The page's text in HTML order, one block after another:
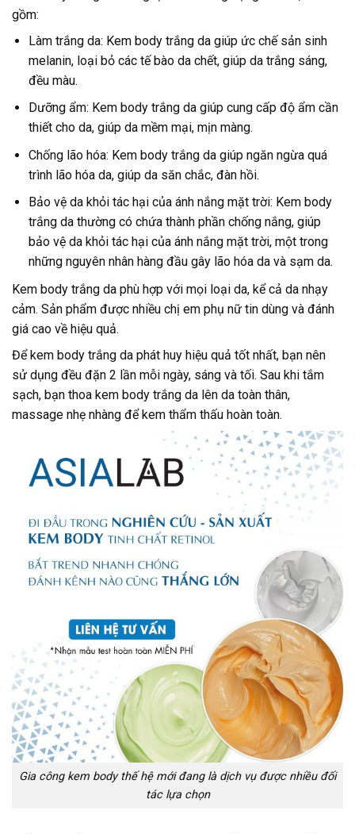
gồm:
Làm trắng da: Kem body trắng da giúp ức chế sản sinh
melanin, loại bỏ các tế bào da chết, giúp da trắng sáng,
đều màu.
Dưỡng ẩm: Kem body trắng da giúp cung cấp độ ẩm cần
thiết cho da, giúp da mềm mại, mịn màng.
Chống lão hóa: Kem body trắng da giúp ngăn ngừa quá
trình lão hóa da, giúp da săn chắc, đàn hồi.
Bảo vệ da khỏi tác hại của ánh nắng mặt trời: Kem body
trắng da thường có chứa thành phần chống nắng, giúp
bảo vệ da khỏi tác hại của ánh nắng mặt trời, một trong
những nguyên nhân hàng đầu gây lão hóa da và sạm da.
Kem body trắng da phù hợp với mọi loại da, kể cả da nhạy
cảm. Sản phẩm được nhiều chị em phụ nữ tin dùng và đánh
giá cao về hiệu quả.
Để kem body trắng da phát huy hiệu quả tốt nhất, bạn nên
sử dụng đều đặn 2 lần mỗi ngày, sáng và tối. Sau khi tắm
sạch, bạn thoa kem body trắng da lên da toàn thân,
massage nhẹ nhàng để kem thẩm thấu hoàn toàn.
Gia công kem body thế hệ mới đang là dịch vụ được nhiều đối
tác lựa chọn